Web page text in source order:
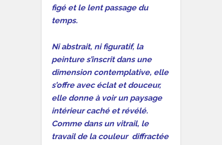
figé et le lent passage du
temps.
Ni abstrait, ni figuratif, la
peinture s’inscrit dans une
dimension contemplative, elle
s’offre avec éclat et douceur,
elle donne à voir un paysage
intérieur caché et révélé.
Comme dans un vitrail, le
travail de la couleur diffractée